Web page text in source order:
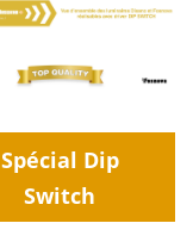
Spécial Dip
Switch